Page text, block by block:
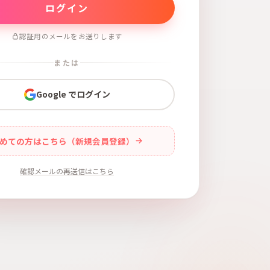
認証用のメールをお送りします
または
Google でログイン
ての方はこちら（新規会員登録）
確認メールの再送信はこちら